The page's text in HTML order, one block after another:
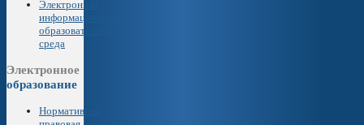
Электронная
информационно-
образовательная
среда
Электронное
образование
Нормативная